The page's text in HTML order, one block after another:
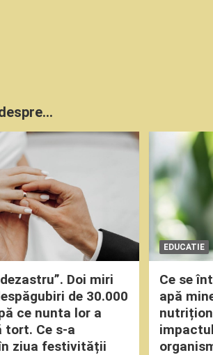
Doi miri
de 30.000
ce nunta lor a
tort. Ce s-a
ziua festivității
EDUCATIE
Ce se
apă